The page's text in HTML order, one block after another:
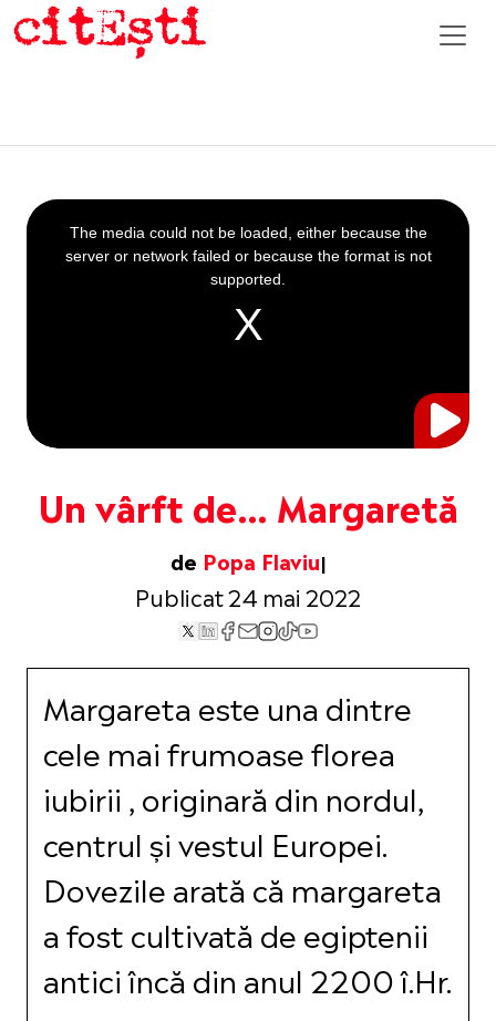
Un vârft de… Margaretă
de Popa Flaviu
Publicat 24 mai 2022
This
is
a
The media could not be loaded, either because the
server or network failed or because the format is not
supported.
Margareta este una dintre
cele mai frumoase florea
iubirii , originară din nordul,
centrul și vestul Europei.
Dovezile arată că margareta
a fost cultivată de egiptenii
antici încă din anul 2200 î.Hr.